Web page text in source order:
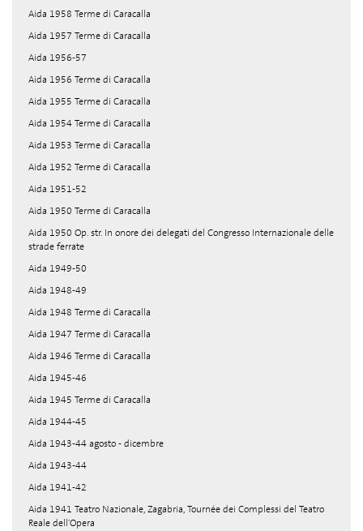
Aida 1958 Terme di Caracalla
Aida 1957 Terme di Caracalla
Aida 1956-57
Aida 1956 Terme di Caracalla
Aida 1955 Terme di Caracalla
Aida 1954 Terme di Caracalla
Aida 1953 Terme di Caracalla
Aida 1952 Terme di Caracalla
Aida 1951-52
Aida 1950 Terme di Caracalla
Aida 1950 Op. str. In onore dei delegati del Congresso Internazionale delle
strade ferrate
Aida 1949-50
Aida 1948-49
Aida 1948 Terme di Caracalla
Aida 1947 Terme di Caracalla
Aida 1946 Terme di Caracalla
Aida 1945-46
Aida 1945 Terme di Caracalla
Aida 1944-45
Aida 1943-44 agosto - dicembre
Aida 1943-44
Aida 1941-42
Aida 1941 Teatro Nazionale, Zagabria, Tournée dei Complessi del Teatro
Reale dell'Opera